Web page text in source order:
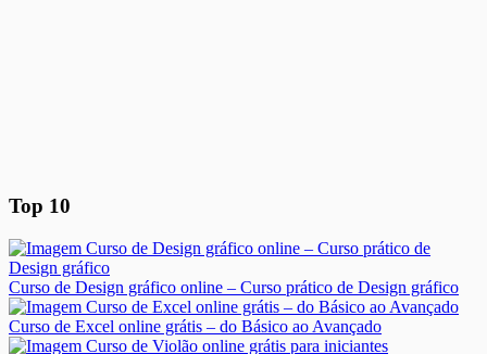
Top 10
Curso de Design gráfico online – Curso prático de Design gráfico
Curso de Excel online grátis – do Básico ao Avançado